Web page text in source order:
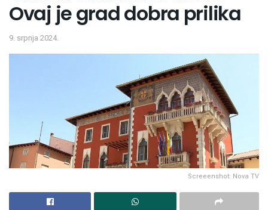
Ovaj je grad dobra prilika
9. srpnja 2024.
Screeenshot: Nova TV